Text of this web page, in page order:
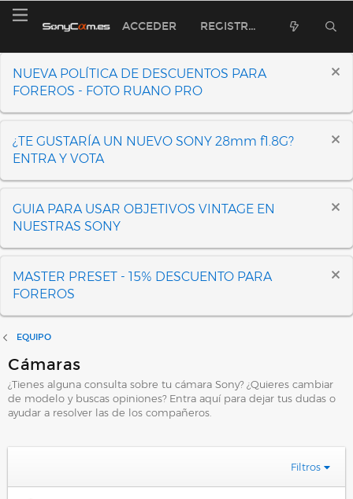
ACCEDER REGISTRARSE
NUEVA POLÍTICA DE DESCUENTOS PARA
FOREROS - FOTO RUANO PRO
¿TE GUSTARÍA UN NUEVO SONY 28mm f1.8G?
ENTRA Y VOTA
GUIA PARA USAR OBJETIVOS VINTAGE EN
NUESTRAS SONY
MASTER PRESET - 15% DESCUENTO PARA
FOREROS
EQUIPO
Cámaras
¿Tienes alguna consulta sobre tu cámara Sony? ¿Quieres cambiar
de modelo y buscas opiniones? Entra aquí para dejar tus dudas o
ayudar a resolver las de los compañeros.
Filtros